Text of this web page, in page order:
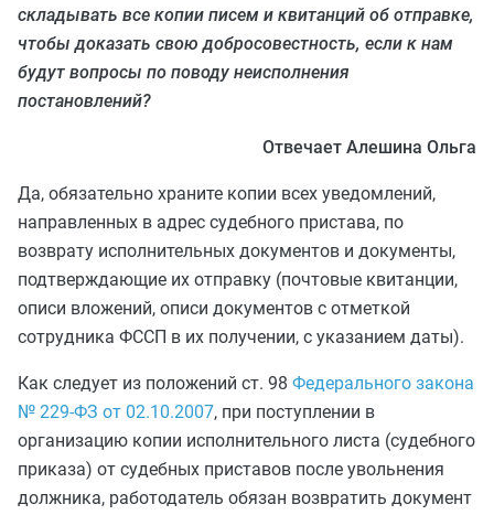
складывать все копии писем и квитанций об отправке,
чтобы доказать свою добросовестность, если к нам
будут вопросы по поводу неисполнения
постановлений?
Отвечает Алешина Ольга
Да, обязательно храните копии всех уведомлений,
направленных в адрес судебного пристава, по
возврату исполнительных документов и документы,
подтверждающие их отправку (почтовые квитанции,
описи вложений, описи документов с отметкой
сотрудника ФССП в их получении, с указанием даты).
Как следует из положений ст. 98 Федерального закона
№ 229-ФЗ от 02.10.2007, при поступлении в
организацию копии исполнительного листа (судебного
приказа) от судебных приставов после увольнения
должника, работодатель обязан возвратить документ